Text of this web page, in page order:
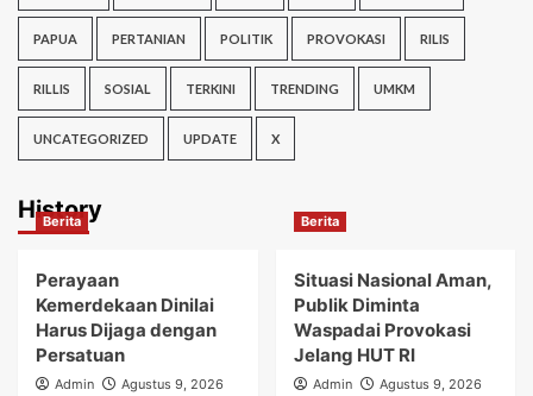
PAPUA PERTANIAN POLITIK PROVOKASI RILIS
RILLIS SOSIAL TERKINI TRENDING UMKM
UNCATEGORIZED UPDATE X
History
Berita
Perayaan
Kemerdekaan Dinilai
Harus Dijaga dengan
Persatuan
Admin
Agustus 9, 2026
Berita
Situasi Nasional Aman,
Publik Diminta
Waspadai Provokasi
Jelang HUT RI
Admin
Agustus 9, 2026